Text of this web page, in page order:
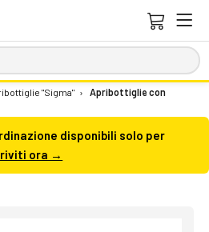
"Sigma" ›
Apribottiglie con
disponibili solo per
ora →